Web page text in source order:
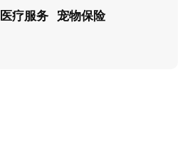
医疗服务 宠物保险